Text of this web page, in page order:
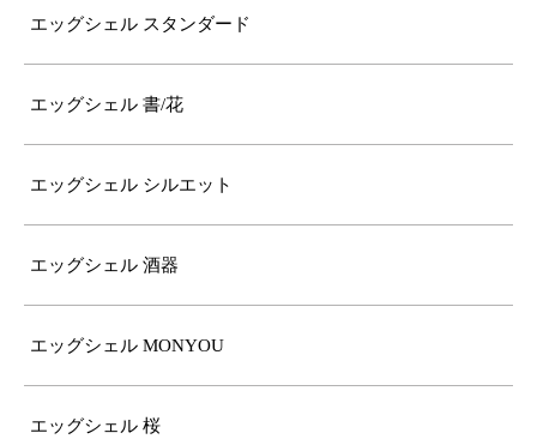
エッグシェル スタンダード
エッグシェル 書/花
エッグシェル シルエット
エッグシェル 酒器
エッグシェル MONYOU
エッグシェル 桜